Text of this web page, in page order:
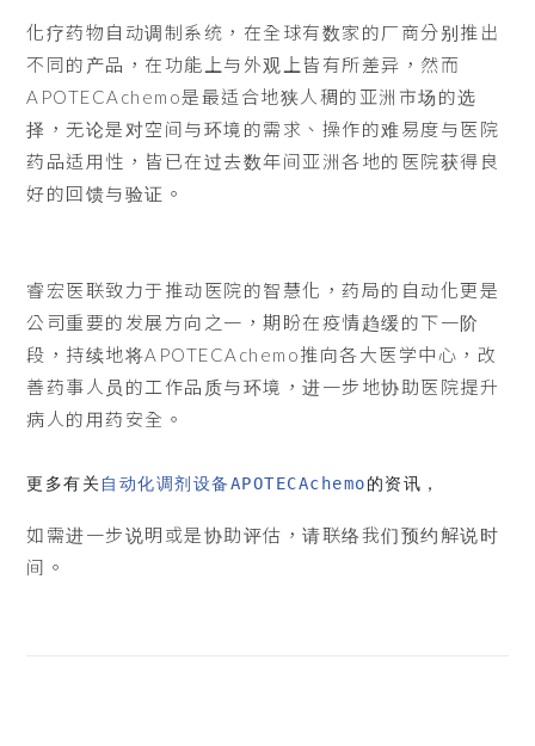
化疗药物自动调制系统，在全球有数家的厂商分别推出
不同的产品，在功能上与外观上皆有所差异，然而
APOTECAchemo是最适合地狭人稠的亚洲市场的选
择，无论是对空间与环境的需求、操作的难易度与医院
药品适用性，皆已在过去数年间亚洲各地的医院获得良
好的回馈与验证。
睿宏医联致力于推动医院的智慧化，药局的自动化更是
公司重要的发展方向之一，期盼在疫情趋缓的下一阶
段，持续地将APOTECAchemo推向各大医学中心，改
善药事人员的工作品质与环境，进一步地协助医院提升
病人的用药安全。
更多有关自动化调剂设备APOTECAchemo的资讯，
如需进一步说明或是协助评估，请联络我们预约解说时
间。